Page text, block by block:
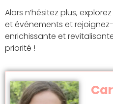
Alors n’hésitez plus,
et événements et
enrichissante et
priorité !